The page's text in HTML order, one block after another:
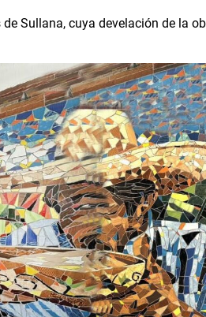
Sullana, cuya develación de la